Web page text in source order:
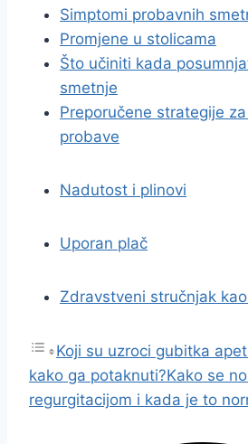
Simptomi probavnih
Promjene u stolicama
Što učiniti kada
smetnje
Preporučene strategije
probave
Nadutost i plinovi
Uporan plač
Zdravstveni stručnjak
Koji su uzroci gubitka
kako ga potaknuti?Kako se
regurgitacijom i kada je to